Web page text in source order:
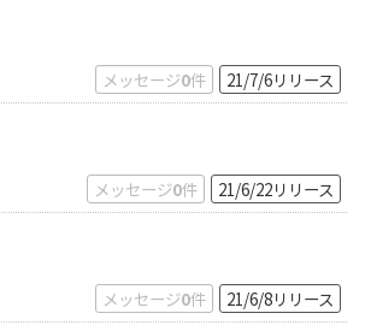
メッセージ0件 21/7/6リリース
メッセージ0件 21/6/22リリース
メッセージ0件 21/6/8リリース